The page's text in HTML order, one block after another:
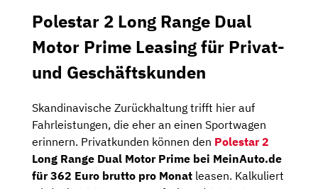
Polestar 2 Long Range Dual
Motor Prime Leasing für Privat-
und Geschäftskunden
Skandinavische Zurückhaltung trifft hier auf
Fahrleistungen, die eher an einen Sportwagen
erinnern. Privatkunden können den Polestar 2
Long Range Dual Motor Prime bei MeinAuto.de
für 362 Euro brutto pro Monat leasen. Kalkuliert